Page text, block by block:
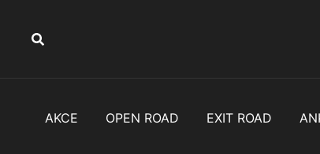
AKCE OPEN ROAD EXIT ROAD